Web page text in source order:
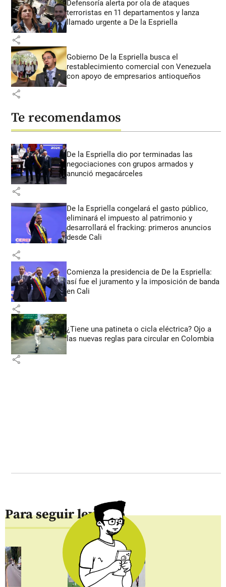
Defensoría alerta por ola de ataques
terroristas en 11 departamentos y lanza
llamado urgente a De la Espriella
share
Gobierno De la Espriella busca el
restablecimiento comercial con Venezuela
con apoyo de empresarios antioqueños
share
Te recomendamos
De la Espriella dio por terminadas las
negociaciones con grupos armados y
anunció megacárceles
share
De la Espriella congelará el gasto público,
eliminará el impuesto al patrimonio y
desarrollará el fracking: primeros anuncios
desde Cali
share
Comienza la presidencia de De la Espriella:
así fue el juramento y la imposición de banda
en Cali
share
¿Tiene una patineta o cicla eléctrica? Ojo a
las nuevas reglas para circular en Colombia
share
Para seguir leyendo